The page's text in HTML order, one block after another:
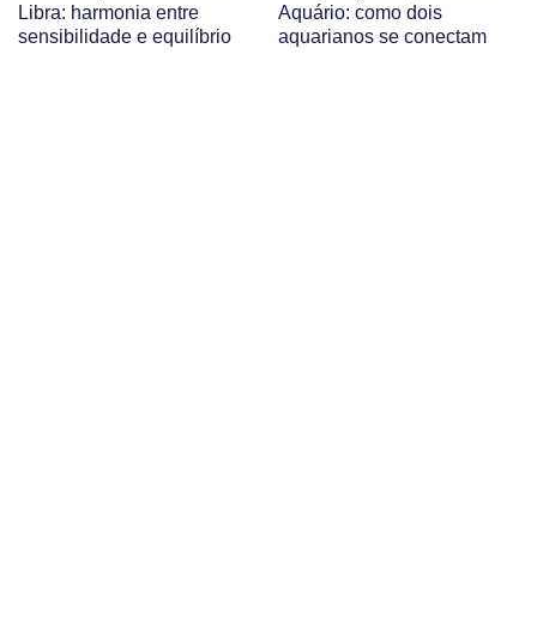
Libra: harmonia entre
sensibilidade e equilíbrio
Aquário: como dois
aquarianos se conectam